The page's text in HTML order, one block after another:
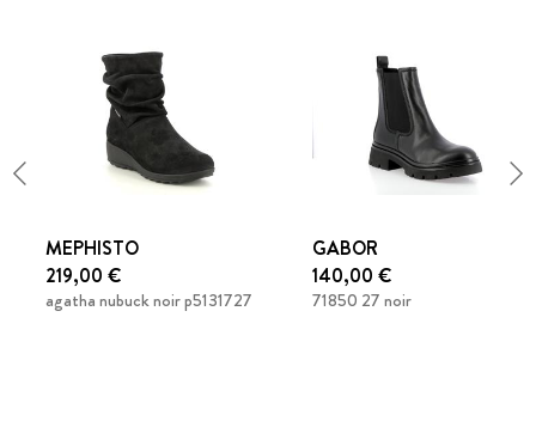
MEPHISTO
219,00 €
agatha nubuck noir p5131727
GABOR
140,00 €
71850 27 noir